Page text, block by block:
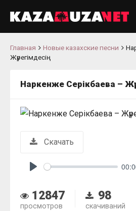
Главная Новые казахские песни
Жүрегімдесің
Наркенже Серікбаева –
Скачать
12847
просмотров
98
скачиваний